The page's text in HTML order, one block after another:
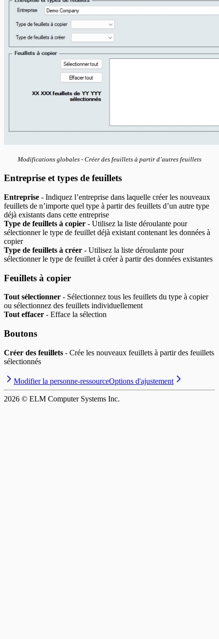
Modifications globales - Créer des feuillets à partir d’autres feuillets
Entreprise et types de feuillets
Entreprise - Indiquez l’entreprise dans laquelle créer les nouveaux
feuillets de n’importe quel type à partir des feuillets d’un autre type
déjà existants dans cette entreprise
Type de feuillets à copier - Utilisez la liste déroulante pour
sélectionner le type de feuillet déjà existant contenant les données à
copier
Type de feuillets à créer - Utilisez la liste déroulante pour
sélectionner le type de feuillet à créer à partir des données existantes
Feuillets à copier
Tout sélectionner - Sélectionnez tous les feuillets du type à copier
ou sélectionnez des feuillets individuellement
Tout effacer - Efface la sélection
Boutons
Créer des feuillets - Crée les nouveaux feuillets à partir des feuillets
sélectionnés
Modifier la personne-ressourceOptions d'ajustement
2026 © ELM Computer Systems Inc.